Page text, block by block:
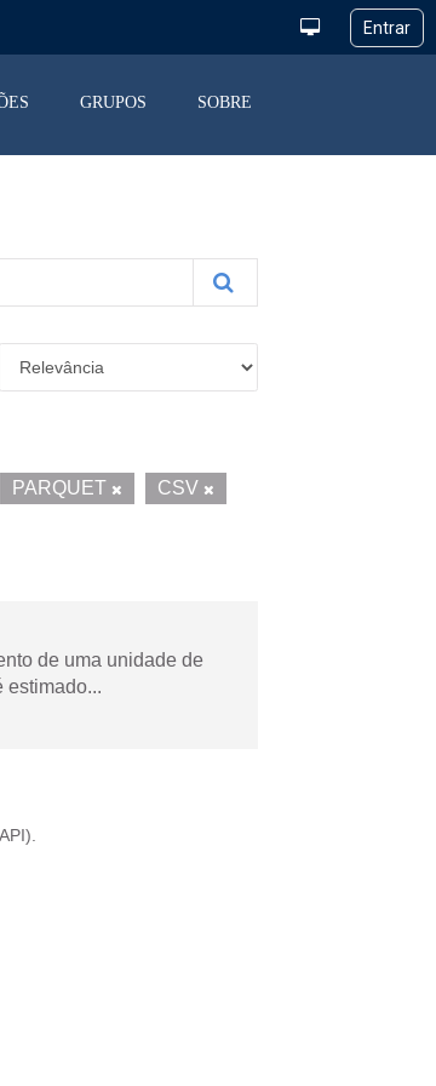
GRUPOS SOBRE
PARQUET
CSV
de uma unidade de
estimado...
).